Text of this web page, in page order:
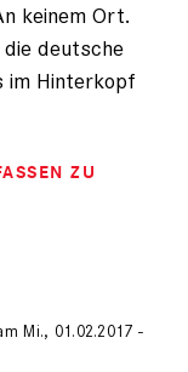
keinem Ort.
die deutsche
im Hinterkopf
ZU
Mi., 01.02.2017 -